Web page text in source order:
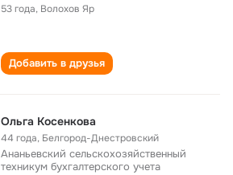
53 года, Волохов Яр
Добавить в друзья
Ольга Косенкова
44 года, Белгород-Днестровский
Ананьевский сельскохозяйственный
техникум бухгалтерского учета